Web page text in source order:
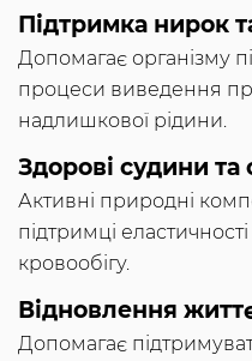
Підтримка нирок
Допомагає організму
процеси виведення
надлишкової рідини.
Здорові судини та
Активні природні
підтримці
кровообігу.
Відновлення
Допомагає